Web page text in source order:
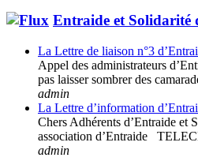
Entraide et Solidarité
La Lettre de liaison n°3
Appel des administrateurs
pas laisser sombrer des
admin
La Lettre d’information
Chers Adhérents d’Entraide et
association d’Entraide
admin